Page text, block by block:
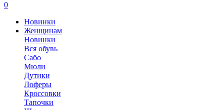
0
Новинки
Женщинам
Новинки
Вся обувь
Сабо
Мюли
Дутики
Лоферы
Кроссовки
Тапочки